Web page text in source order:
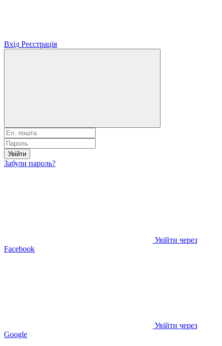
Вхід Реєстрація
Увійти
Забули пароль?
Увійти через
Facebook
Увійти через
Google